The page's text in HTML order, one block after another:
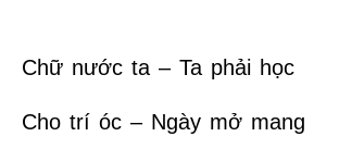
Chữ nước ta – Ta phải học
Cho trí óc – Ngày mở mang